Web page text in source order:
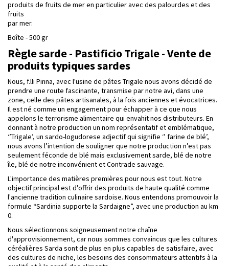
produits de fruits de mer en particulier avec des palourdes et des
fruits
par mer.
Boîte - 500 gr
Règle sarde - Pastificio Trigale - Vente de
produits typiques sardes
Nous, f.lli Pinna, avec l'usine de pâtes Trigale nous avons décidé de
prendre une route fascinante, transmise par notre avi, dans une
zone, celle des pâtes artisanales, à la fois anciennes et évocatrices.
Il est né comme un engagement pour échapper à ce que nous
appelons le terrorisme alimentaire qui envahit nos distributeurs. En
donnant à notre production un nom représentatif et emblématique,
‘’Trigale’, un sardo-logudorese adjectif qui signifie ‘’ farine de blé’,
nous avons l’intention de souligner que notre production n’est pas
seulement féconde de blé mais exclusivement sarde, blé de notre
île, blé de notre inconvénient et Contrade sauvage.
L'importance des matières premières pour nous est tout. Notre
objectif principal est d'offrir des produits de haute qualité comme
l'ancienne tradition culinaire sardoise. Nous entendons promouvoir la
formule “Sardinia supporte la Sardaigne”, avec une production au km
0.
Nous sélectionnons soigneusement notre chaîne
d'approvisionnement, car nous sommes convaincus que les cultures
céréalières Sarda sont de plus en plus capables de satisfaire, avec
des cultures de niche, les besoins des consommateurs attentifs à la